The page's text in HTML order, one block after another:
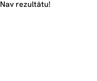
Nav rezultātu!